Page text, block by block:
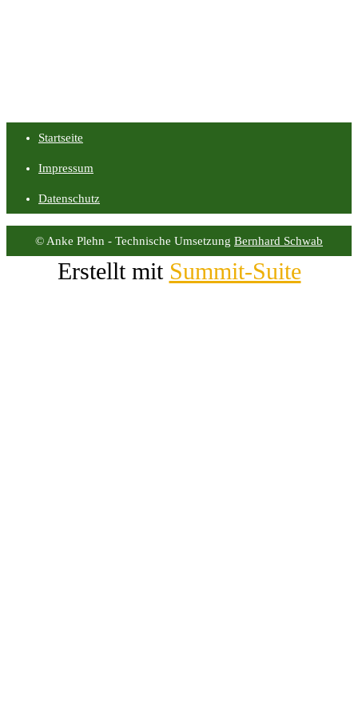
Startseite
Impressum
Datenschutz
© Anke Plehn - Technische Umsetzung Bernhard Schwab
Erstellt mit Summit-Suite